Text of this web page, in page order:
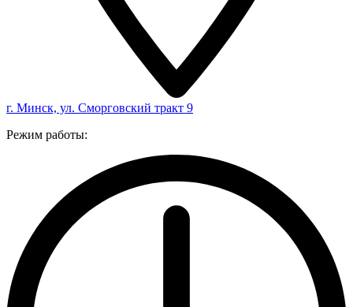
г. Минск, ул. Сморговский тракт 9
Режим работы: